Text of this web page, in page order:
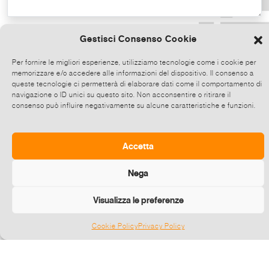
Gestisci Consenso Cookie
Per fornire le migliori esperienze, utilizziamo tecnologie come i cookie per
memorizzare e/o accedere alle informazioni del dispositivo. Il consenso a
queste tecnologie ci permetterà di elaborare dati come il comportamento di
navigazione o ID unici su questo sito. Non acconsentire o ritirare il
consenso può influire negativamente su alcune caratteristiche e funzioni.
Accetta
Nega
Visualizza le preferenze
Cookie PolicyPrivacy Policy
Copia il testo
Condividi direttamente su Whatsapp,
clicca e poi scegli fino a 5 contatti alla
volta con cui condividere questo evento.
Invia